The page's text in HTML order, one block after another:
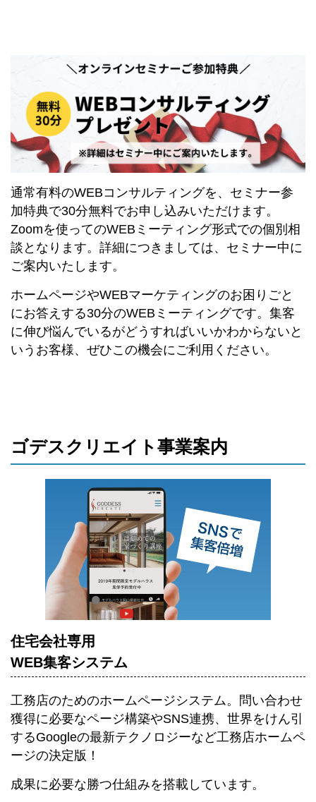
通常有料のWEBコンサルティングを、セミナー参
加特典で30分無料でお申し込みいただけます。
Zoomを使ってのWEBミーティング形式での個別相
談となります。詳細につきましては、セミナー中に
ご案内いたします。
ホームページやWEBマーケティングのお困りごと
にお答えする30分のWEBミーティングです。集客
に伸び悩んでいるがどうすればいいかわからないと
いうお客様、ぜひこの機会にご利用ください。
ゴデスクリエイト事業案内
住宅会社専用
WEB集客システム
工務店のためのホームページシステム。 問い合わせ
獲得に必要なページ構築やSNS連携、世界をけん引
するGoogleの最新テクノロジーなど工務店ホームペ
ージの決定版！
成果に必要な勝つ仕組みを搭載しています。